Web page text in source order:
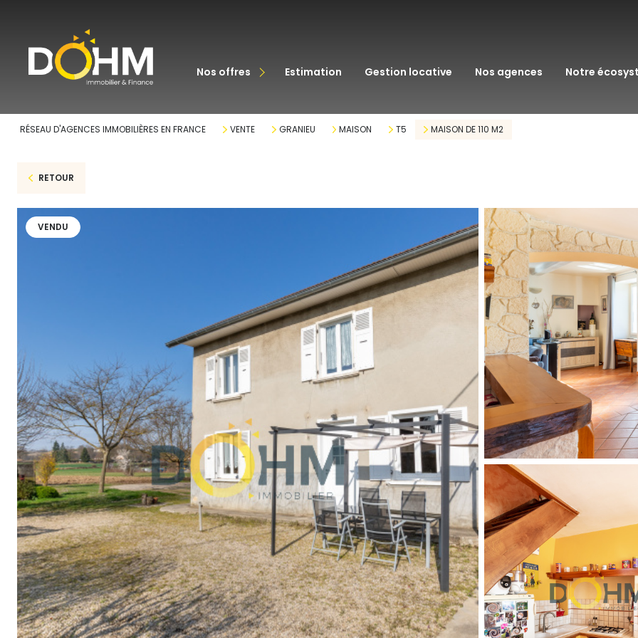
nos offres
acheter estimation gestion locative nos agences notre
courtage en
RÉSEAU D'AGENCES IMMOBILIÈRES EN FRANCE VENTE GRANIEU MAISON T5 MAISON DE 110 M2
RETOUR
VENDU